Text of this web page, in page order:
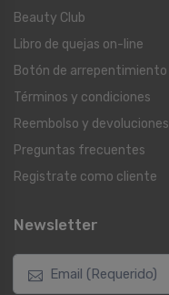
Beauty Club
Libro de quejas on-line
Botón de arrepentimiento
Términos y condiciones
Reembolso y devoluciones
Preguntas frecuentes
Registrate como cliente
Newsletter